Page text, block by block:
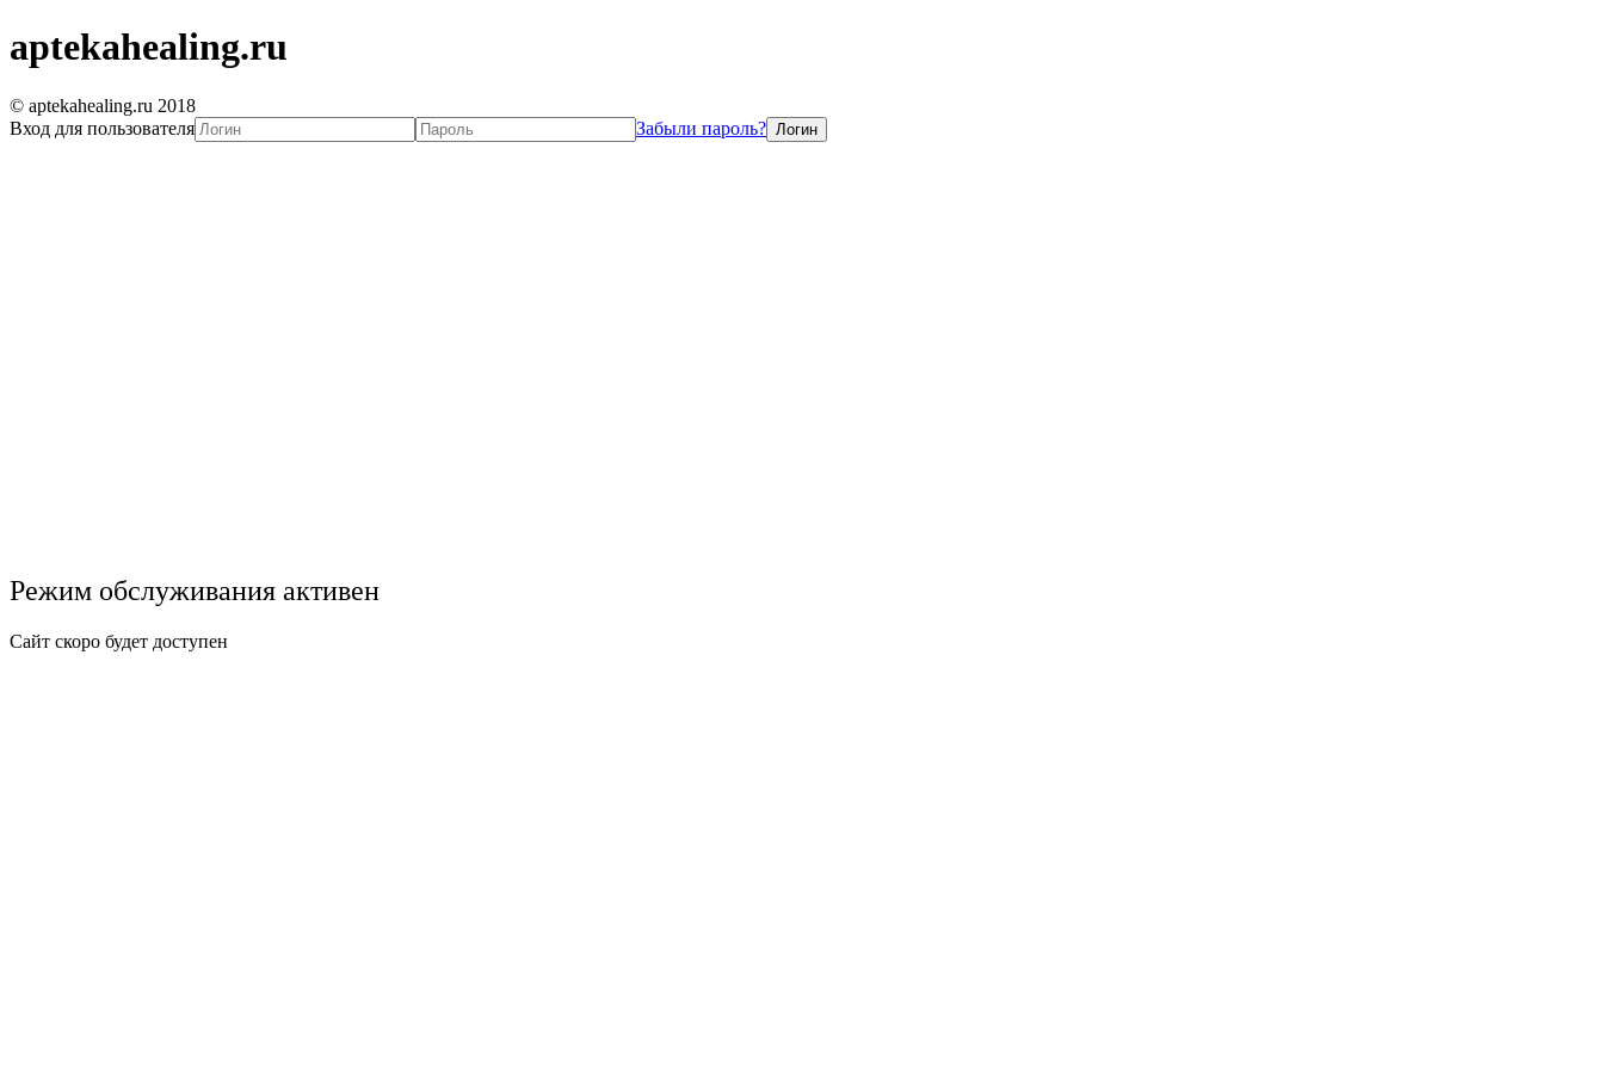
aptekahealing.ru
Режим обслуживания активен
Сайт скоро будет доступен
© aptekahealing.ru 2018
Вход для пользователя
Забыли пароль?